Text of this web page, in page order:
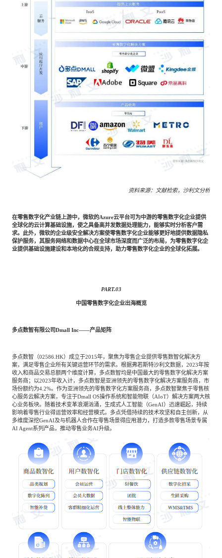
资料来源：文献检索，沙利文分析
在零售数字化产业链上游中，微软的Azure云平台可为中游的零售数字化企业提供
全球化的云计算基础设施，使之具备高并发数据处理能力，能够实时分析客户需
求。此外，微软的企业级安全解决方案使零售数字化企业能够更好地提供数据隐私
保护服务，其服务网络和数据中心在全球市场深度而广泛的布局，为零售数字化企
业提供基础设施建设和本地化的合规支持，助力零售数字化企业的全球化拓展。
PART.03
中国零售数字化企业出海概览
多点数智有限公司Dmall Inc——产品矩阵
多点数智（02586.HK）成立于2015年，聚焦为零售企业提供零售数智化解决方
案，满足零售企业所有关键运营环节的需求。根据弗若斯特沙利文数据，2023年按
收入和商品交易总额两个维度计算，多点数智均是中国最大的零售数字化解决方案
服务商；以2023年收入计，多点数智是亚洲领先的零售数字化解决方案服务商，市
场份额约为4.2%。作为亚洲领先的零售数字化方案服务商，多点数智聚焦于零售核
心服务云解决方案，专注于Dmall OS操作系统和智能物联（AIoT）解决方案两大核
心业务板块。随着技术变革浪潮汹涌，生成式人工智能（GenAI）迅速崛起，持续
影响着零售行业得运营效率和经营模式。多点凭借持续的技术攻坚和自主创新，从
多维度深挖GenAI及与机器人合作在零售场景得应用潜力，打造多款零售场景专属
AI Agent系列产品，推动零售业务AI升级。